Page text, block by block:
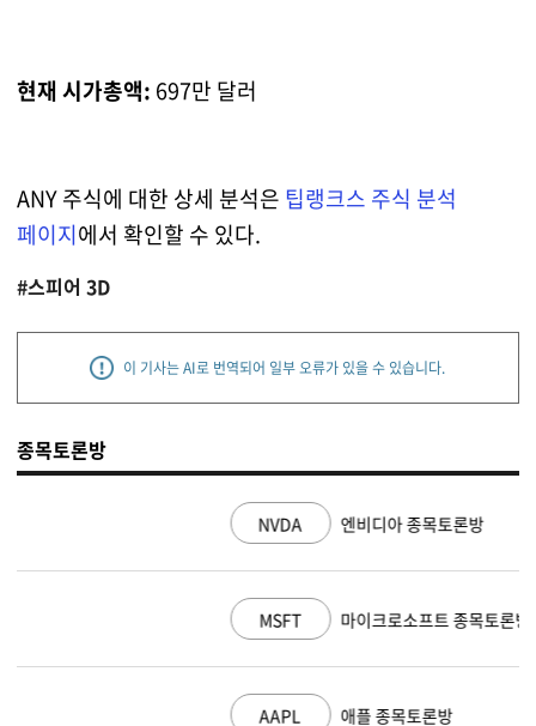
현재 시가총액: 697만 달러
ANY 주식에 대한 상세 분석은 팁랭크스 주식 분석
페이지에서 확인할 수 있다.
#스피어 3D
이 기사는 AI로 번역되어 일부 오류가 있을 수 있습니다.
종목토론방
엔비디아 종목토론방
마이크로소프트 종목토론방
애플 종목토론방